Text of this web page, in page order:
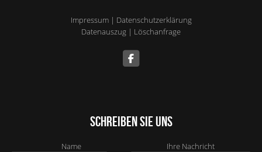
Impressum| Datenschutzerklärung
Datenauszug | Löschanfrage
Schreiben Sie uns
Name Ihre Nachricht